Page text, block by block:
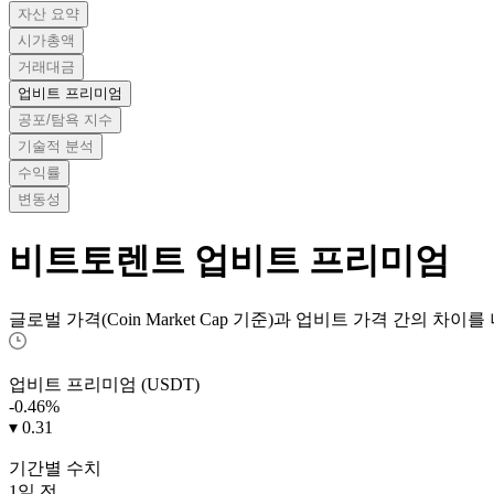
자산 요약
시가총액
거래대금
업비트 프리미엄
공포/탐욕 지수
기술적 분석
수익률
변동성
비트토렌트 업비트 프리미엄
글로벌 가격(Coin Market Cap 기준)과 업비트 가격 간의 차이를
업비트 프리미엄 (USDT)
-0.46%
▾ 0.31
기간별 수치